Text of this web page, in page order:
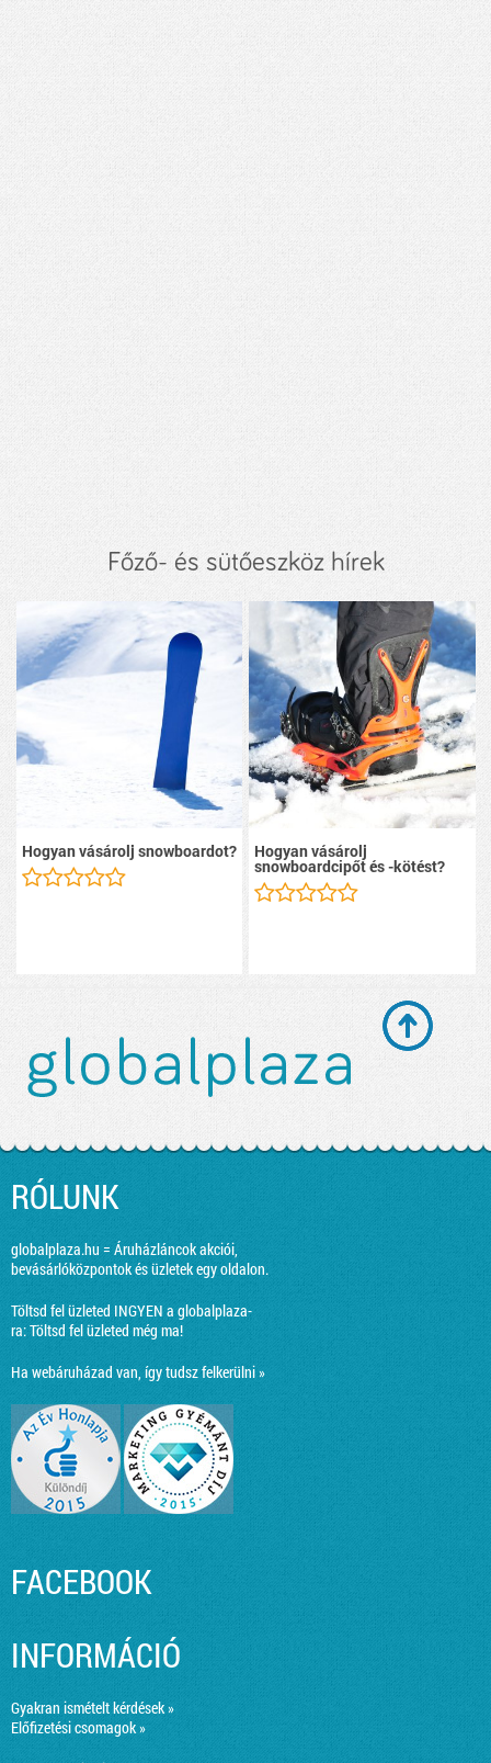
Főző- és sütőeszköz hírek
Hogyan vásárolj snowboardot? Hogyan vásárolj
snowboardcipőt és -kötést?
RÓLUNK
globalplaza.hu = Áruházláncok akciói,
bevásárlóközpontok és üzletek egy oldalon.
Töltsd fel üzleted INGYEN a globalplaza-
ra:Töltsd fel üzleted még ma!
Ha webáruházad van, így tudsz felkerülni »
FACEBOOK
INFORMÁCIÓ
Gyakran ismételt kérdések »
Előfizetési csomagok »